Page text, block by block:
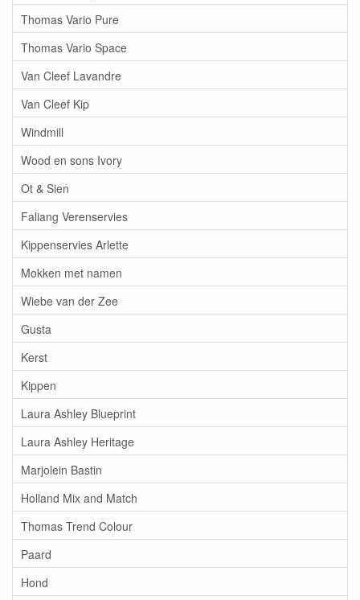
Thomas Vario Pure
Thomas Vario Space
Van Cleef Lavandre
Van Cleef Kip
Windmill
Wood en sons Ivory
Ot & Sien
Faliang Verenservies
Kippenservies Arlette
Mokken met namen
Wiebe van der Zee
Gusta
Kerst
Kippen
Laura Ashley Blueprint
Laura Ashley Heritage
Marjolein Bastin
Holland Mix and Match
Thomas Trend Colour
Paard
Hond